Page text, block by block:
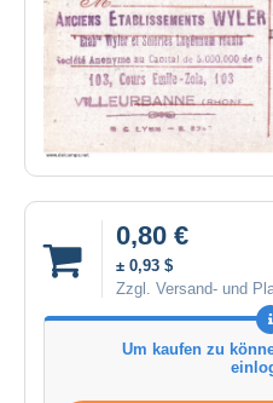
0,80 €
± 0,93 $
Zzgl. Versand- und
Um kaufen zu